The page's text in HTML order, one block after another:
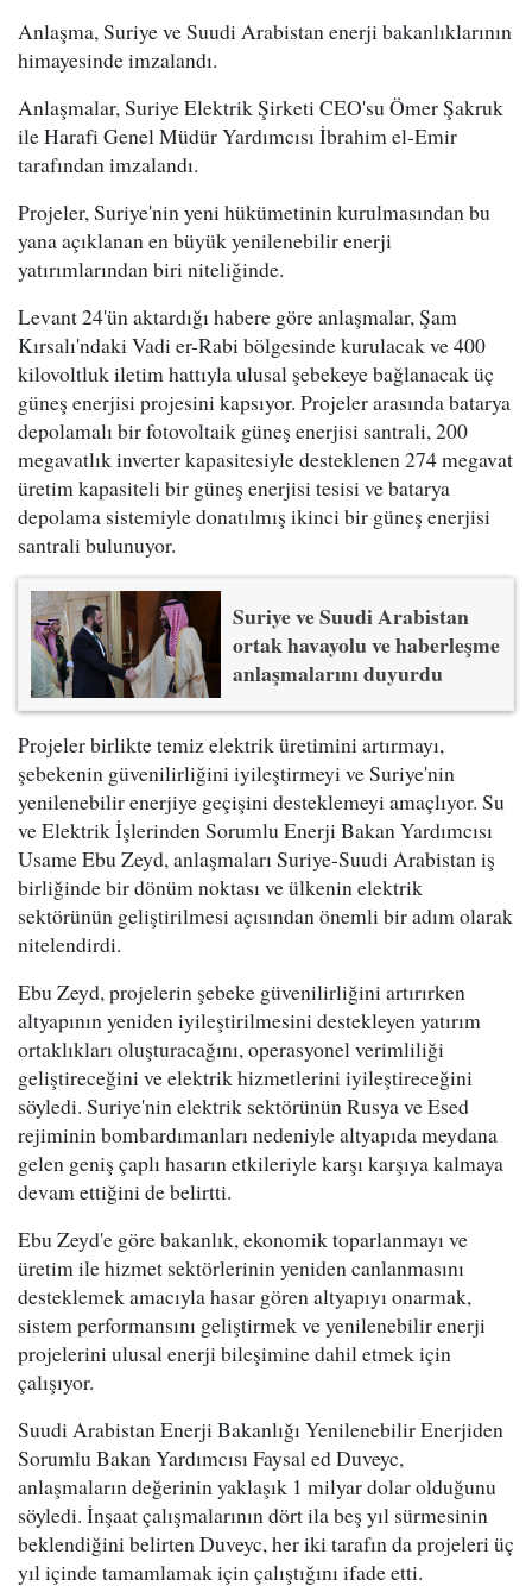
Anlaşma, Suriye ve Suudi Arabistan enerji bakanlıklarının
himayesinde imzalandı.
Anlaşmalar, Suriye Elektrik Şirketi CEO'su Ömer Şakruk
ile Harafi Genel Müdür Yardımcısı İbrahim el-Emir
tarafından imzalandı.
Projeler, Suriye'nin yeni hükümetinin kurulmasından bu
yana açıklanan en büyük yenilenebilir enerji
yatırımlarından biri niteliğinde.
Levant 24'ün aktardığı habere göre anlaşmalar, Şam
Kırsalı'ndaki Vadi er-Rabi bölgesinde kurulacak ve 400
kilovoltluk iletim hattıyla ulusal şebekeye bağlanacak üç
güneş enerjisi projesini kapsıyor. Projeler arasında batarya
depolamalı bir fotovoltaik güneş enerjisi santrali, 200
megavatlık inverter kapasitesiyle desteklenen 274 megavat
üretim kapasiteli bir güneş enerjisi tesisi ve batarya
depolama sistemiyle donatılmış ikinci bir güneş enerjisi
santrali bulunuyor.
Suriye ve Suudi Arabistan
ortak havayolu ve haberleşme
anlaşmalarını duyurdu
Projeler birlikte temiz elektrik üretimini artırmayı,
şebekenin güvenilirliğini iyileştirmeyi ve Suriye'nin
yenilenebilir enerjiye geçişini desteklemeyi amaçlıyor. Su
ve Elektrik İşlerinden Sorumlu Enerji Bakan Yardımcısı
Usame Ebu Zeyd, anlaşmaları Suriye-Suudi Arabistan iş
birliğinde bir dönüm noktası ve ülkenin elektrik
sektörünün geliştirilmesi açısından önemli bir adım olarak
nitelendirdi.
Ebu Zeyd, projelerin şebeke güvenilirliğini artırırken
altyapının yeniden iyileştirilmesini destekleyen yatırım
ortaklıkları oluşturacağını, operasyonel verimliliği
geliştireceğini ve elektrik hizmetlerini iyileştireceğini
söyledi. Suriye'nin elektrik sektörünün Rusya ve Esed
rejiminin bombardımanları nedeniyle altyapıda meydana
gelen geniş çaplı hasarın etkileriyle karşı karşıya kalmaya
devam ettiğini de belirtti.
Ebu Zeyd'e göre bakanlık, ekonomik toparlanmayı ve
üretim ile hizmet sektörlerinin yeniden canlanmasını
desteklemek amacıyla hasar gören altyapıyı onarmak,
sistem performansını geliştirmek ve yenilenebilir enerji
projelerini ulusal enerji bileşimine dahil etmek için
çalışıyor.
Suudi Arabistan Enerji Bakanlığı Yenilenebilir Enerjiden
Sorumlu Bakan Yardımcısı Faysal ed Duveyc,
anlaşmaların değerinin yaklaşık 1 milyar dolar olduğunu
söyledi. İnşaat çalışmalarının dört ila beş yıl sürmesinin
beklendiğini belirten Duveyc, her iki tarafın da projeleri üç
yıl içinde tamamlamak için çalıştığını ifade etti.